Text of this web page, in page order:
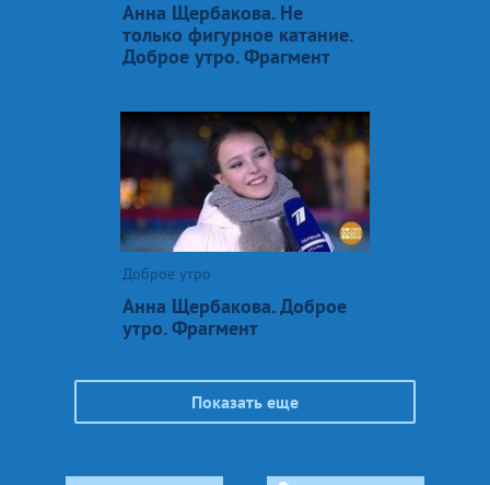
Анна Щербакова. Не
только фигурное катание.
Доброе утро. Фрагмент
Доброе утро
Анна Щербакова. Доброе
утро. Фрагмент
Показать еще